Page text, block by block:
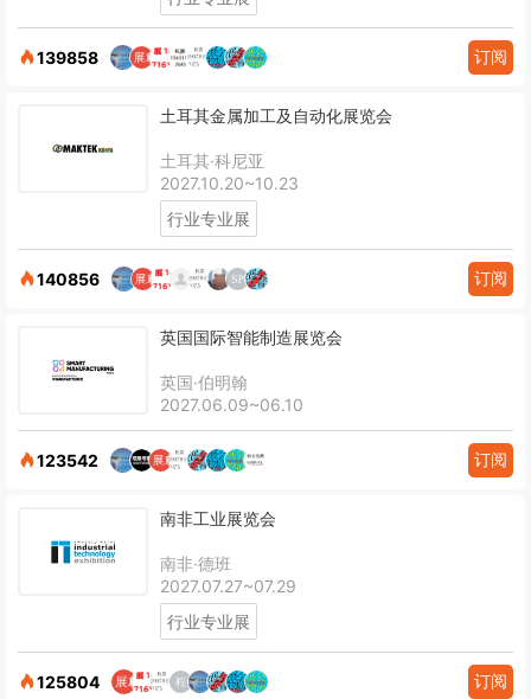
139858 订阅
土耳其金属加工及自动化展览会
土耳其·科尼亚
2027.10.20~10.23
行业专业展
140856 订阅
英国国际智能制造展览会
英国·伯明翰
2027.06.09~06.10
123542 订阅
南非工业展览会
南非·德班
2027.07.27~07.29
行业专业展
125804 订阅